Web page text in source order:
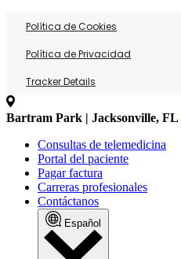
Política de Cookies
Política de Privacidad
Tracker Details
Bartram Park | Jacksonville, FL
Consultas de telemedicina
Portal del paciente
Pagar factura
Carreras profesionales
Contáctanos
Español